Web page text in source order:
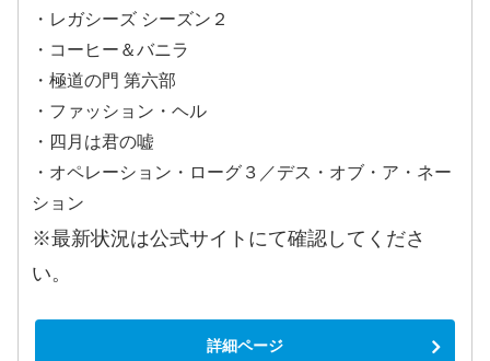
・レガシーズ シーズン２
・コーヒー＆バニラ
・極道の門 第六部
・ファッション・ヘル
・四月は君の嘘
・オペレーション・ローグ３／デス・オブ・ア・ネー
ション
※最新状況は公式サイトにて確認してくださ
い。
詳細ページ